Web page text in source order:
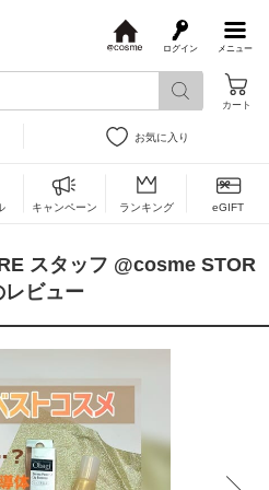
メニュー
ログイン
s
カート
お気に入り
キャンペーン ランキング eGIFT
スタッフ @cosme STOR
レビュー